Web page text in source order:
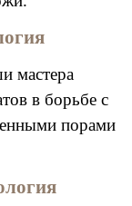
мастера
в борьбе с
порами